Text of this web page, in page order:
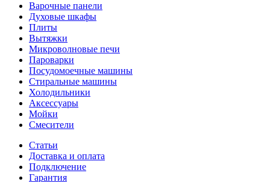
Варочные панели
Духовые шкафы
Плиты
Вытяжки
Микроволновые печи
Пароварки
Посудомоечные машины
Стиральные машины
Холодильники
Аксессуары
Мойки
Cмесители
Статьи
Доставка и оплата
Подключение
Гарантия